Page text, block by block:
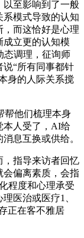
至影响到了一般
系模式导致的认知
而这恰好是心理
成立更的认知模
态调理，征询师
“所有同事都针
身的人际关系搅
他们梳理本身
本人受了，AI给
息互换或供给。
指导来访者回忆
会偏离素质，会指
程度和心理承受
医治或医疗1、
正在客不雅居